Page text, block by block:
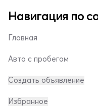
Навигация по
Главная
Авто с пробегом
Создать объявление
Избранное